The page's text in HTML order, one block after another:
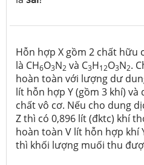
Hỗn hợp X gồm 2 chất
là CH6O3N2 và C3H12O3N2.
hoàn toàn với lượng dư
lít hỗn hợp Y (gồm 3 khí) và
chất vô cơ. Nếu cho dung
Z thì có 0,896 lít (đktc) khí
hoàn toàn V lít hỗn hợp khí
thì khối lượng muối thu